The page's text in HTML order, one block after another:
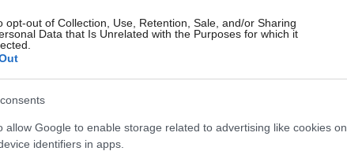
opt-out of Collection, Use, Retention, Sale, and/or Sharing
Data that Is Unrelated with the Purposes for which it
allow Google to enable storage related to advertising like cookies on
identifiers in apps.
Zdieľať článok